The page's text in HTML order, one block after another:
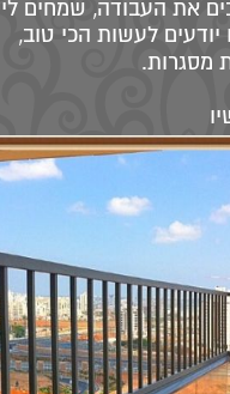
את העבודה, שמחים
לעשות הכי טוב,
מסגרות.